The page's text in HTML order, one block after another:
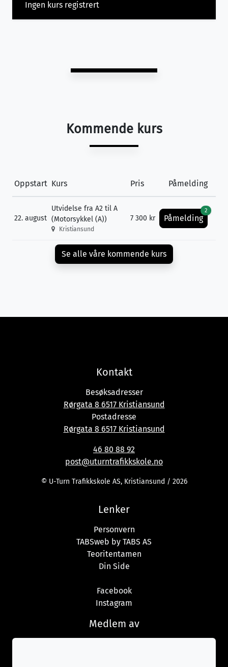
Ingen kurs registrert
Kommende kurs
Oppstart Kurs Pris Påmelding
22. august
Utvidelse fra A2 til A
(Motorsykkel (A))
Kristiansund
7 300 kr Påmelding
2
Se alle våre kommende kurs
Kontakt
Besøksadresser
Rørgata 8 6517 Kristiansund
Postadresse
Rørgata 8 6517 Kristiansund
46 80 88 92
post@uturntrafikkskole.no
© U-Turn Trafikkskole AS, Kristiansund / 2026
Lenker
Personvern
TABSweb by TABS AS
Teoritentamen
Din Side
Facebook
Instagram
Medlem av